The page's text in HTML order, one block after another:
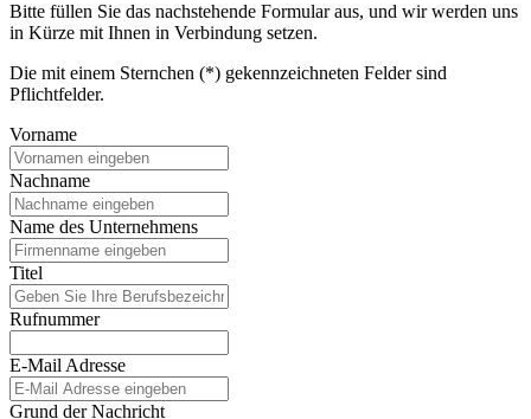
Bitte füllen Sie das nachstehende Formular aus, und wir werden uns
in Kürze mit Ihnen in Verbindung setzen.
Die mit einem Sternchen (*) gekennzeichneten Felder sind
Pflichtfelder.
Vorname
Nachname
Name des Unternehmens
Titel
Rufnummer
E-Mail Adresse
Grund der Nachricht